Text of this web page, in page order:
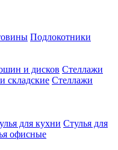
Подлокотники
и дисков Стеллажи
складские Стеллажи
для кухни Стулья для
офисные